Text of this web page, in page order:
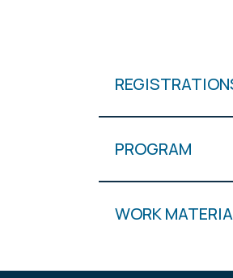
PROGRAM
WORK